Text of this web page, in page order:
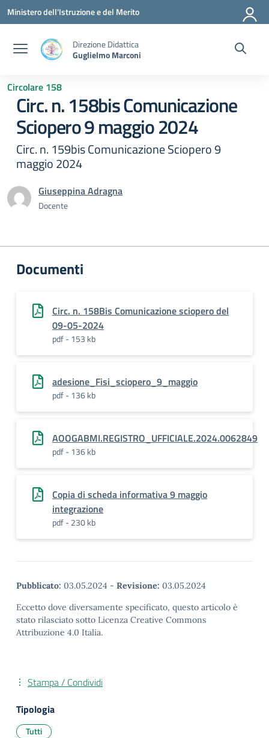
Vai ai contenuti
Vai al menu di navigazione
Vai al footer
Ministero dell'Istruzione e del Merito
Direzione Didattica
Guglielmo Marconi
Circolare 158
Circ. n. 158bis Comunicazione
Sciopero 9 maggio 2024
Circ. n. 159bis Comunicazione Sciopero 9
maggio 2024
Giuseppina Adragna
Docente
Documenti
Circ. n. 158Bis Comunicazione sciopero del
09-05-2024
pdf - 153 kb
adesione_Fisi_sciopero_9_maggio
pdf - 136 kb
AOOGABMI.REGISTRO_UFFICIALE.2024.0062849
pdf - 136 kb
Copia di scheda informativa 9 maggio
integrazione
pdf - 230 kb
Pubblicato: 03.05.2024 - Revisione: 03.05.2024
Eccetto dove diversamente specificato, questo articolo è
stato rilasciato sotto Licenza Creative Commons
Attribuzione 4.0 Italia.
Stampa / Condividi
Tipologia
Tutti